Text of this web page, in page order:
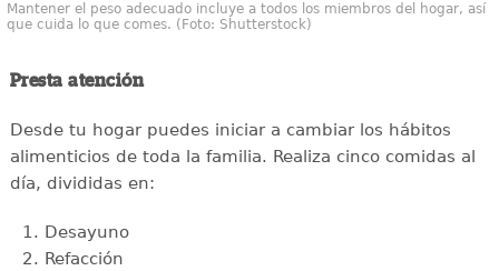
Mantener el peso adecuado incluye a todos los miembros del hogar, así
que cuida lo que comes. (Foto: Shutterstock)
Presta atención
Desde tu hogar puedes iniciar a cambiar los hábitos
alimenticios de toda la familia. Realiza cinco comidas al
día, divididas en:
Desayuno
Refacción